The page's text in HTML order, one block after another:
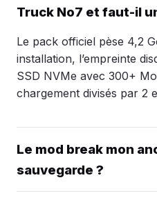
Truck No7 et faut-il
Le pack officiel pèse 4,2
installation, l’empreinte
SSD NVMe avec 300+
chargement divisés par 2
Le mod break mon
sauvegarde ?